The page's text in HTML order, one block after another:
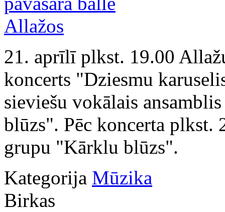
21. aprīlī plkst. 19.00
koncerts "Dziesmu
sieviešu vokālais
blūzs". Pēc koncerta plkst.
grupu "Kārklu blūzs".
Kategorija Mūzika
Birkas